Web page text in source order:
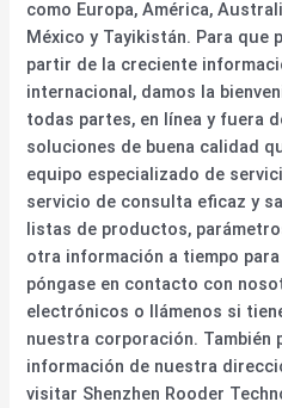
como Europa, América,
México y Tayikistán. Para
partir de la creciente
internacional, damos la
todas partes, en línea y fuera
soluciones de buena calidad
equipo especializado de
servicio de consulta eficaz y
listas de productos,
otra información a tiempo
póngase en contacto con
electrónicos o llámenos si
nuestra corporación. También
información de nuestra
visitar Shenzhen Rooder